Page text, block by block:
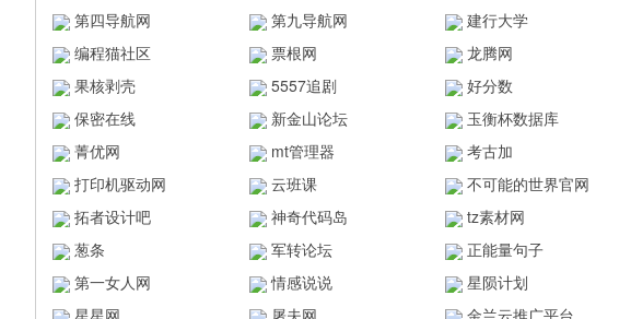
第四导航网
第九导航网 建行大学
编程猫社区
票根网 龙腾网
果核剥壳
5557追剧 好分数
保密在线
新金山论坛 玉衡杯数据库
菁优网
mt管理器 考古加
打印机驱动网
云班课 不可能的世界官网
拓者设计吧
神奇代码岛 tz素材网
葱条
军转论坛 正能量句子
第一女人网
情感说说 星陨计划